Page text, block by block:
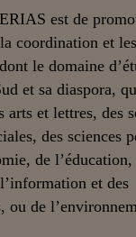
est de
coordination et
le domaine
et sa diaspora,
arts et lettres, des
des sciences
de l’éducation,
et des
ou de